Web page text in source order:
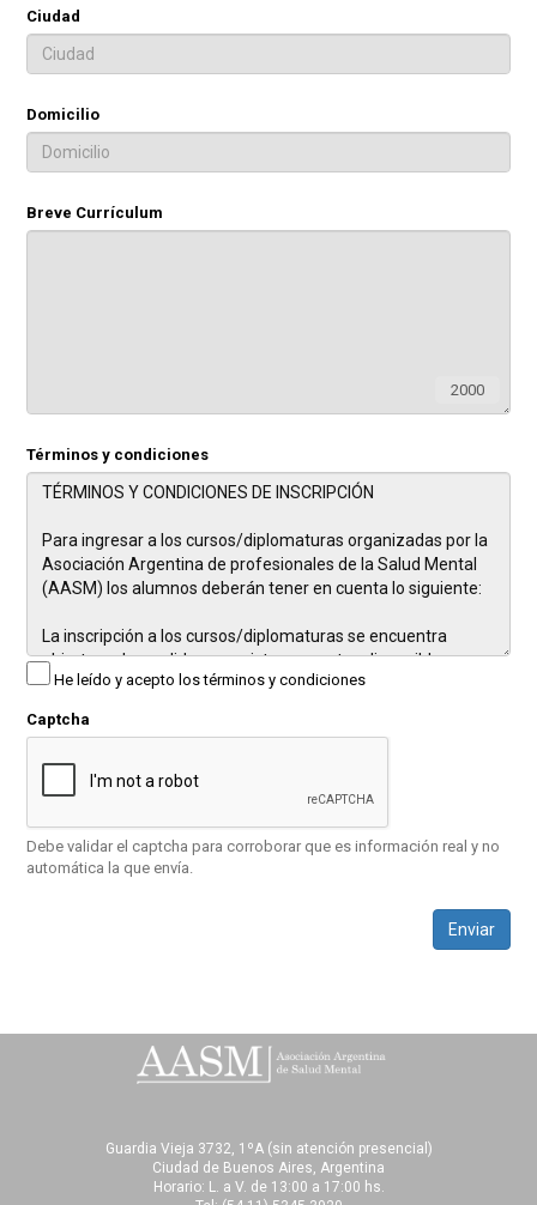
Ciudad
Domicilio
Breve Currículum
2000
Términos y condiciones
He leído y acepto los términos y condiciones
Captcha
Debe validar el captcha para corroborar que es información real y no
automática la que envía.
Enviar
Guardia Vieja 3732, 1ºA (sin atención presencial)
Ciudad de Buenos Aires, Argentina
Horario: L. a V. de 13:00 a 17:00 hs.